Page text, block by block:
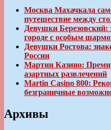
Москва Махачкала
путешествие между
Девушки Березовский:
городе с особым
Девушки Ростова:
России
Мартин Казино:
азартных развлечений
Martin Casino 800:
безграничные
Архивы